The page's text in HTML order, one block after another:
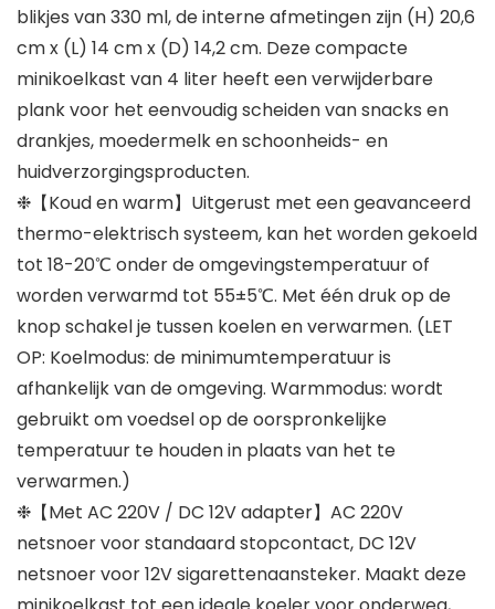
blikjes van 330 ml, de interne afmetingen zijn (H) 20,6
cm x (L) 14 cm x (D) 14,2 cm. Deze compacte
minikoelkast van 4 liter heeft een verwijderbare
plank voor het eenvoudig scheiden van snacks en
drankjes, moedermelk en schoonheids- en
huidverzorgingsproducten.
❉【Koud en warm】Uitgerust met een geavanceerd
thermo-elektrisch systeem, kan het worden gekoeld
tot 18-20℃ onder de omgevingstemperatuur of
worden verwarmd tot 55±5℃. Met één druk op de
knop schakel je tussen koelen en verwarmen. (LET
OP: Koelmodus: de minimumtemperatuur is
afhankelijk van de omgeving. Warmmodus: wordt
gebruikt om voedsel op de oorspronkelijke
temperatuur te houden in plaats van het te
verwarmen.)
❉【Met AC 220V / DC 12V adapter】AC 220V
netsnoer voor standaard stopcontact, DC 12V
netsnoer voor 12V sigarettenaansteker. Maakt deze